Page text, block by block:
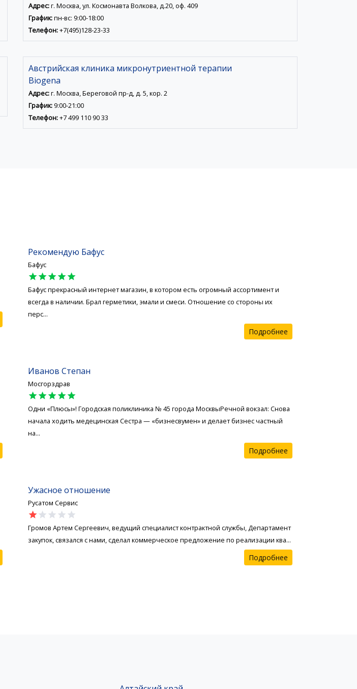
Адрес:г. Москва, ул. Космонавта Волкова, д.20, оф. 409
График:пн-вс: 9:00-18:00
Телефон:+7(495)128-23-33
Австрийская клиника микронутриентной терапии
Biogena
Адрес:г. Москва, Береговой пр-д, д. 5, кор. 2
График: 9:00-21:00
Телефон:+7 499 110 90 33
Рекомендую Бафус
Бафус
star
star
star
star
star
Бафус прекрасный интернет магазин, в котором есть огромный ассортимент и
всегда в наличии. Брал герметики, эмали и смеси. Отношение со стороны их
перс...
Подробнее
Иванов Степан
Мосгорздрав
star
star
star
star
star
Одни «Плюсы»! Городская поликлиника № 45 города МосквыРечной вокзал: Снова
начала ходить медецинская Сестра — «бизнесвумен» и делает бизнес частный
на...
Подробнее
Ужасное отношение
Русатом Сервис
star
star
star
star
star
Громов Артем Сергеевич, ведущий специалист контрактной службы, Департамент
закупок, связался с нами, сделал коммерческое предложение по реализации ква...
Подробнее